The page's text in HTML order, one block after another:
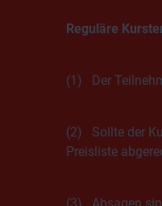
Reguläre
(1) Der
(2) Sollte der
Preisliste